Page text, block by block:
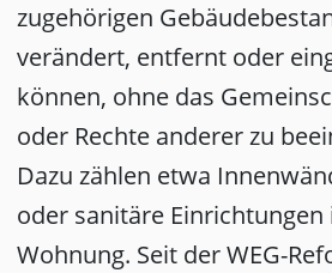
zugehörigen
verändert, entfernt oder
können, ohne das
oder Rechte anderer zu
Dazu zählen etwa
oder sanitäre
Wohnung. Seit der WEG-